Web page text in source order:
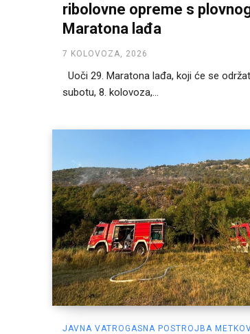
ribolovne opreme s
Maratona lađa
7 KOLOVOZA, 2026
Uoči 29. Maratona lađa, koji će se
subotu, 8. kolovoza,...
JAVNA VATROGASNA POSTROJBA